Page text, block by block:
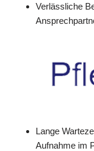
Verlässliche
Lange
Aufnahme im